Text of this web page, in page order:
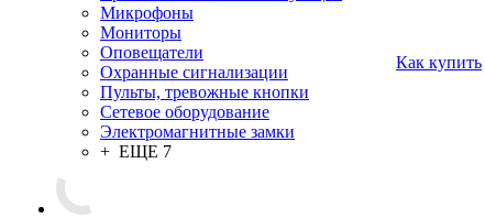
Микрофоны
Мониторы
Оповещатели
Охранные сигнализации
Пульты, тревожные кнопки
Сетевое оборудование
Электромагнитные замки
+ ЕЩЕ 7
Как купить